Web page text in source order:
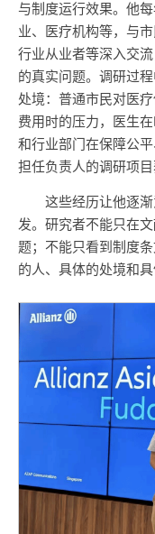
与制度运行效果。他
业、医疗机构等，与
行业从业者等深入交
的真实问题。调研过
处境：普通市民对医
费用时的压力，医生
和行业部门在保障公
担任负责人的调研项
这些经历让他逐
发。研究者不能只在
题；不能只看到制度
的人、具体的处境和具